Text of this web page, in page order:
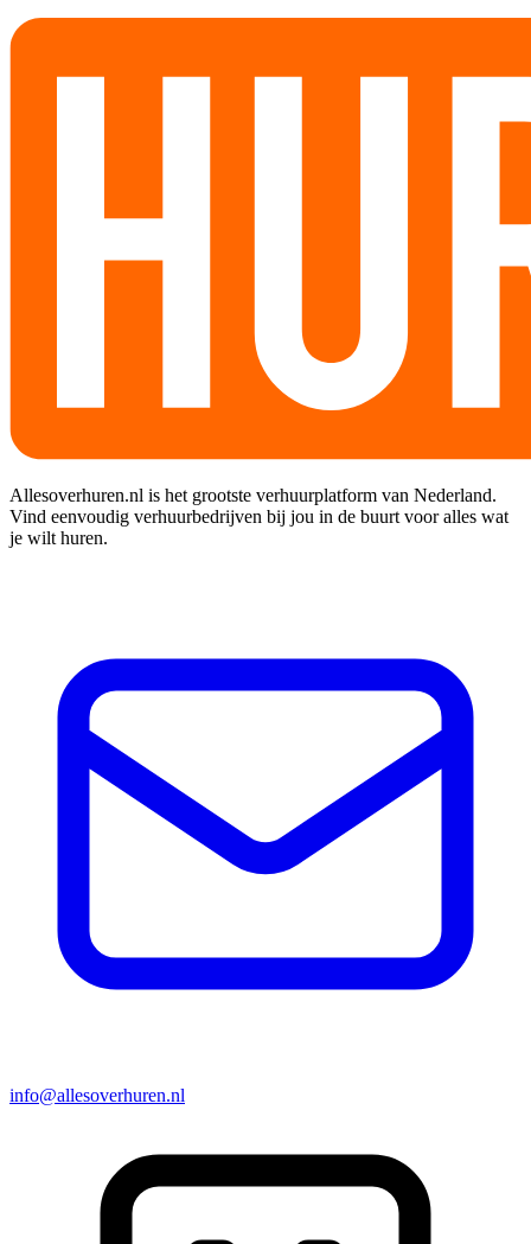
Allesoverhuren.nl is het grootste verhuurplatform van Nederland.
Vind eenvoudig verhuurbedrijven bij jou in de buurt voor alles wat
je wilt huren.
info@allesoverhuren.nl